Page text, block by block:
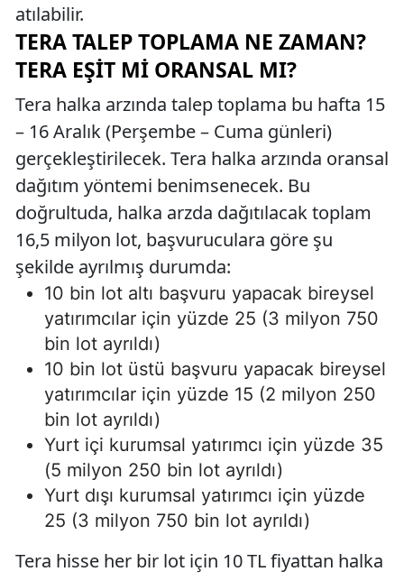
atılabilir.
TERA TALEP TOPLAMA NE ZAMAN?
TERA EŞIT MI ORANSAL MI?
Tera halka arzında talep toplama bu hafta 15
– 16 Aralık (Perşembe – Cuma günleri)
gerçekleştirilecek. Tera halka arzında oransal
dağıtım yöntemi benimsenecek. Bu
doğrultuda, halka arzda dağıtılacak toplam
16,5 milyon lot, başvuruculara göre şu
şekilde ayrılmış durumda:
10 bin lot altı başvuru yapacak bireysel
yatırımcılar için yüzde 25 (3 milyon 750
bin lot ayrıldı)
10 bin lot üstü başvuru yapacak bireysel
yatırımcılar için yüzde 15 (2 milyon 250
bin lot ayrıldı)
Yurt içi kurumsal yatırımcı için yüzde 35
(5 milyon 250 bin lot ayrıldı)
Yurt dışı kurumsal yatırımcı için yüzde
25 (3 milyon 750 bin lot ayrıldı)
Tera hisse her bir lot için 10 TL fiyattan halka